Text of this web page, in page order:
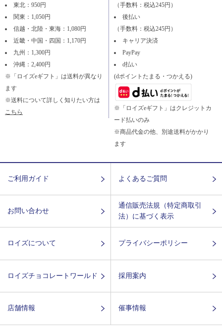
東北：950円
関東：1,050円
信越・北陸・東海：1,080円
近畿・中国・四国：1,170円
九州：1,300円
沖縄：2,400円
※「ロイズeギフト」は送料が異なり
ます
※送料について詳しく知りたい方は
こちら
（手数料：税込245円）
後払い
（手数料：税込245円）
キャリア決済
PayPay
d払い
(dポイントたまる・つかえる)
※「ロイズeギフト」はクレジットカ
ード払いのみ
※商品代金の他、別途送料がかかり
ます
ご利用ガイド よくあるご質問
お問い合わせ
通信販売法規（特定商取引
法）に基づく表示
ロイズについて プライバシーポリシー
ロイズチョコレートワールド 採用案内
店舗情報 催事情報